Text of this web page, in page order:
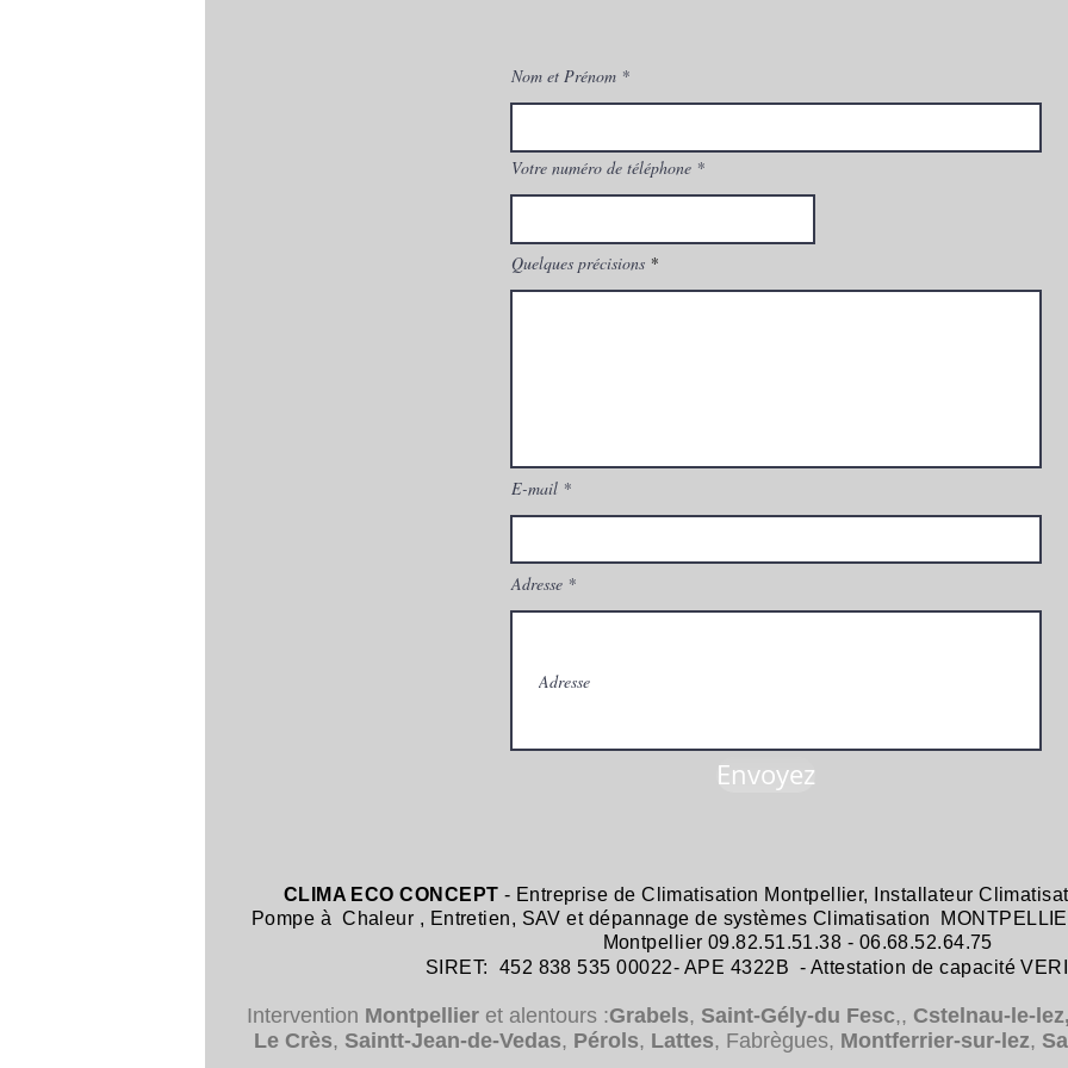
Nom et Prénom
Votre numéro de téléphone
Quelques précisions
E-mail
Adresse
Envoyez
CLIMA ECO CONCEPT - Entreprise deClimatisation Montpellier, Installateur
Pompe à Chaleur , Entretien, SAV et dépannage de systèmes Climatisation
Montpellier 09.82.51.51.38 - 06.68.52.64.75
SIRET: 452 838 535 00022- APE 4322B - Attestation de capacité
Intervention Montpellieret alentours :Grabels, Saint-Gély-du Fesc,, Cstelnau-le-lez,
Le Crès, Saintt-Jean-de-Vedas, Pérols, Lattes, Fabrègues, Montferrier-sur-lez,